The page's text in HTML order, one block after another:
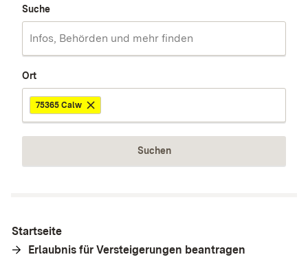
Suche
Ort
75365 Calw
Suchen
Startseite
Erlaubnis für Versteigerungen beantragen